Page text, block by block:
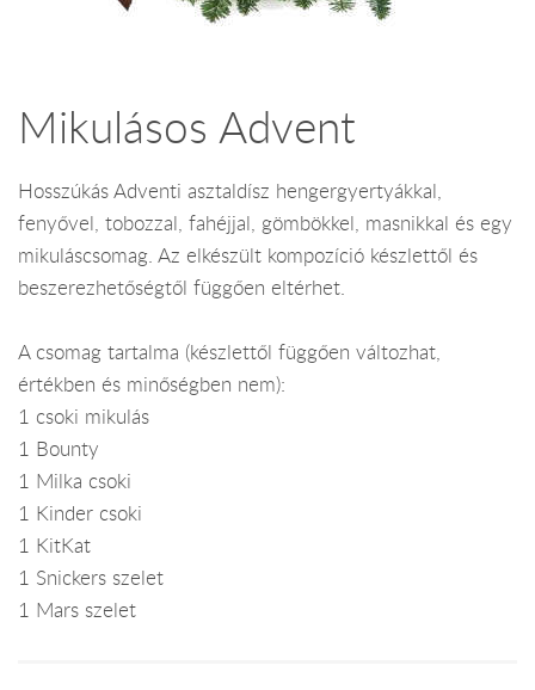
Mikulásos Advent
Hosszúkás Adventi asztaldísz hengergyertyákkal,
fenyővel, tobozzal, fahéjjal, gömbökkel, masnikkal és egy
mikuláscsomag. Az elkészült kompozíció készlettől és
beszerezhetőségtől függően eltérhet.
A csomag tartalma (készlettől függően változhat,
értékben és minőségben nem):
1 csoki mikulás
1 Bounty
1 Milka csoki
1 Kinder csoki
1 KitKat
1 Snickers szelet
1 Mars szelet